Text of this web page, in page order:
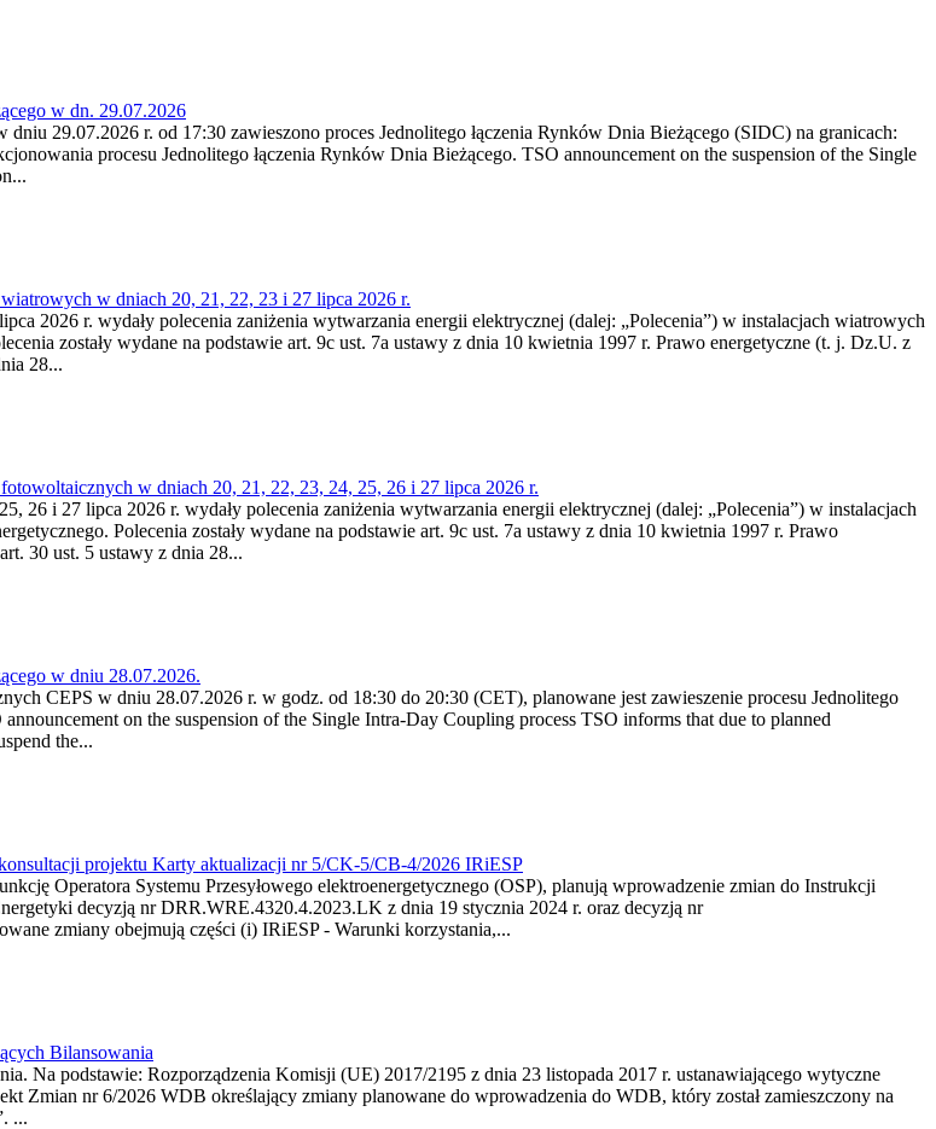
w dn. 29.07.2026
29.07.2026 r. od 17:30 zawieszono proces Jednolitego łączenia Rynków Dnia Bieżącego (SIDC) na granicach:
procesu Jednolitego łączenia Rynków Dnia Bieżącego. TSO announcement on the suspension of the Single
w dniach 20, 21, 22, 23 i 27 lipca 2026 r.
2026 r. wydały polecenia zaniżenia wytwarzania energii elektrycznej (dalej: „Polecenia”) w instalacjach wiatrowych
zostały wydane na podstawie art. 9c ust. 7a ustawy z dnia 10 kwietnia 1997 r. Prawo energetyczne (t. j. Dz.U. z
28...
w dniach 20, 21, 22, 23, 24, 25, 26 i 27 lipca 2026 r.
26 i 27 lipca 2026 r. wydały polecenia zaniżenia wytwarzania energii elektrycznej (dalej: „Polecenia”) w instalacjach
Polecenia zostały wydane na podstawie art. 9c ust. 7a ustawy z dnia 10 kwietnia 1997 r. Prawo
30 ust. 5 ustawy z dnia 28...
w dniu 28.07.2026.
CEPS w dniu 28.07.2026 r. w godz. od 18:30 do 20:30 (CET), planowane jest zawieszenie procesu Jednolitego
on the suspension of the Single Intra-Day Coupling process TSO informs that due to planned
the...
projektu Karty aktualizacji nr 5/CK-5/CB-4/2026 IRiESP
Operatora Systemu Przesyłowego elektroenergetycznego (OSP), planują wprowadzenie zmian do Instrukcji
decyzją nr DRR.WRE.4320.4.2023.LK z dnia 19 stycznia 2024 r. oraz decyzją nr
zmiany obejmują części (i) IRiESP - Warunki korzystania,...
Bilansowania
Na podstawie: Rozporządzenia Komisji (UE) 2017/2195 z dnia 23‍ listopada 2017 r. ustanawiającego wytyczne
Zmian nr 6/2026 WDB określający zmiany planowane do wprowadzenia do WDB, który został zamieszczony na
...